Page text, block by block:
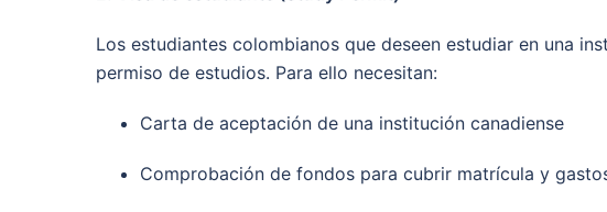
Los estudiantes colombianos que deseen estudiar en una
permiso de estudios. Para ello necesitan:
Carta de aceptación de una institución canadiense
Comprobación de fondos para cubrir matrícula y